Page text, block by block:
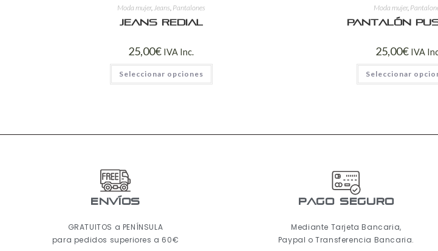
Moda mujer, Jeans Pantalones
Jeans Redial
25,00€ IVA Inc.
Seleccionar opciones
Moda mujer,
Pantalón
25,00€ IVA
Seleccionar
ENVÍOS
GRATUITOS a PENÍNSULA
para pedidos superiores a 60€
pago seguro
Mediante Tarjeta Bancaria,
Paypal o Transferencia Bancaria.